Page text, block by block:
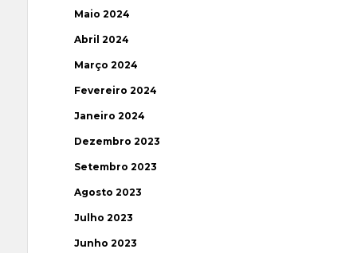
Maio 2024
Abril 2024
Março 2024
Fevereiro 2024
Janeiro 2024
Dezembro 2023
Setembro 2023
Agosto 2023
Julho 2023
Junho 2023